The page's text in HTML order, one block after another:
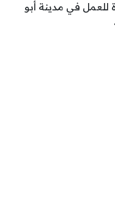
للعمل في مدينة أبو